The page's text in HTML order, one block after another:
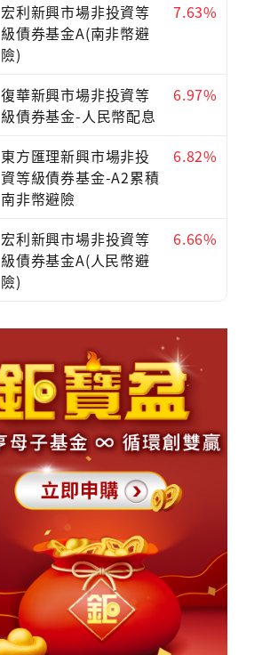
宏利新興市場非投資等
級債券基金A(南非幣避
險)
7.63%
復華新興市場非投資等
級債券基金-人民幣配息
6.97%
東方匯理新興市場非投
資等級債券基金-A2累積
南非幣避險
6.82%
宏利新興市場非投資等
級債券基金A(人民幣避
險)
6.66%